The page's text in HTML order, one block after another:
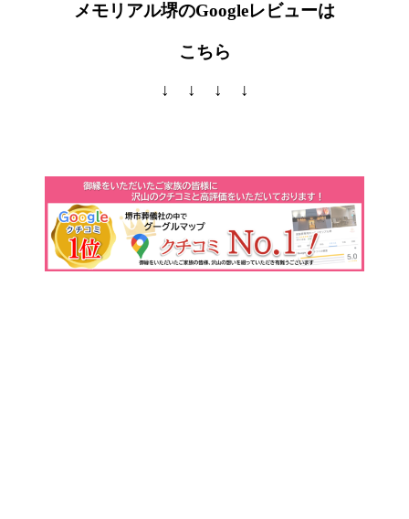
メモリアル堺のGoogleレビューは
こちら
↓ ↓ ↓ ↓